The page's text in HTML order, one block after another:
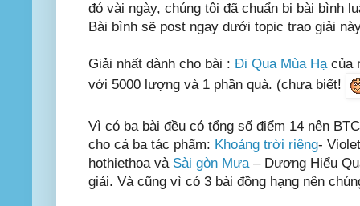
đó vài ngày, chúng tôi đã chuẩn bị bài bình
Bài bình sẽ post ngay dưới topic trao giải
Giải nhất dành cho bài : Đi Qua Mùa Hạcủa
với 5000 lượng và 1 phần quà. (chưa biết!
Vì có ba bài đều có tổng số điểm 14 nên
cho cả ba tác phẩm: Khoảng trời riêng-
hothiethoa và Sài gòn Mưa– Dương Hiểu
giải. Và cũng vì có 3 bài đồng hạng nên